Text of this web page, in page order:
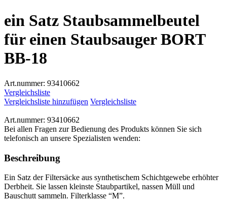
ein Satz Staubsammelbeutel
für einen Staubsauger BORT
BB-18
Art.nummer: 93410662
Vergleichsliste
Vergleichsliste hinzufügen Vergleichsliste
Art.nummer: 93410662
Bei allen Fragen zur Bedienung des Produkts können Sie sich
telefonisch an unsere Spezialisten wenden:
Beschreibung
Ein Satz der Filtersäcke aus synthetischem Schichtgewebe erhöhter
Derbheit. Sie lassen kleinste Staubpartikel, nassen Müll und
Bauschutt sammeln. Filterklasse “M”.